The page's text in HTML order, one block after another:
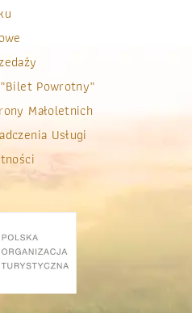
Powrotny”
Małoletnich
Usługi